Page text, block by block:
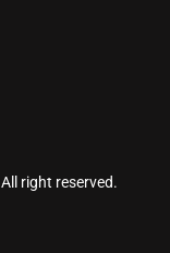
right reserved.